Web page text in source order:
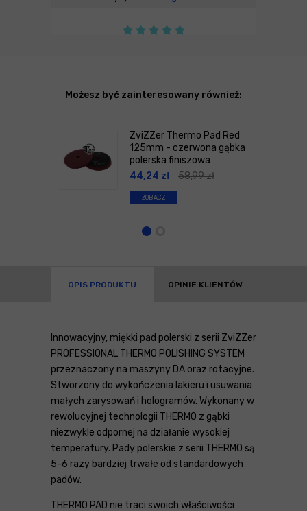
Możesz być zainteresowany również:
ZviZZer Thermo Pad Red
125mm - czerwona gąbka
polerska finiszowa
44,24 zł 58,99zł
ZOBACZ
OPIS PRODUKTU OPINIE KLIENTÓW
Innowacyjny, miękki pad polerski z serii ZviZZer
PROFESSIONAL THERMO POLISHING SYSTEM
przeznaczony na maszyny DA oraz rotacyjne.
Stworzony do wykończenia lakieru i usuwania
małych zarysowań i hologramów. Wykonany w
rewolucyjnej technologii THERMO z gąbki
niezwykle odpornej na działanie wysokiej
temperatury. Pady polerskie z serii THERMO są
5-6 razy bardziej trwałe od standardowych
padów.
THERMO PAD nie traci swoich właściwości